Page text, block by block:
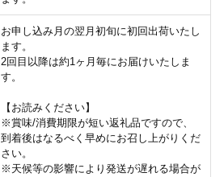
お申し込み月の翌月初旬に初回出荷いたし
ます。
2回目以降は約1ヶ月毎にお届けいたしま
す。
【お読みください】
※賞味/消費期限が短い返礼品ですので、
到着後はなるべく早めにお召し上がりくだ
さい。
※天候等の影響により発送が遅れる場合が